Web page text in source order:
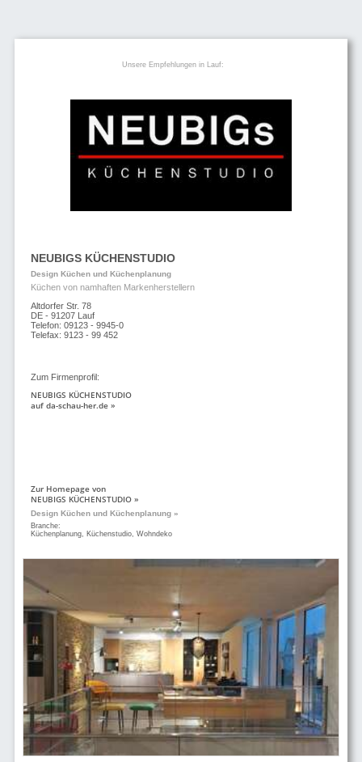
Unsere Empfehlungen in Lauf:
NEUBIGS KÜCHENSTUDIO
Design Küchen und Küchenplanung
Küchen von namhaften Markenherstellern
Altdorfer Str. 78
DE - 91207 Lauf
Telefon: 09123 - 9945-0
Telefax: 9123 - 99 452
Zum Firmenprofil:
NEUBIGS KÜCHENSTUDIO
auf da-schau-her.de »
Zur Homepage von
NEUBIGS KÜCHENSTUDIO »
Design Küchen und Küchenplanung »
Branche:
Küchenplanung, Küchenstudio, Wohndeko